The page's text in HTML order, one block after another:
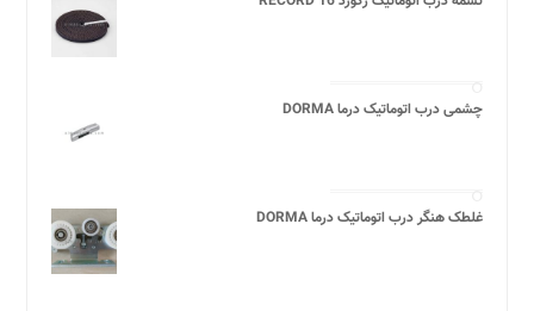
چشمی درب اتوماتیک درما DORMA
غلطک هنگر درب اتوماتیک درما DORMA